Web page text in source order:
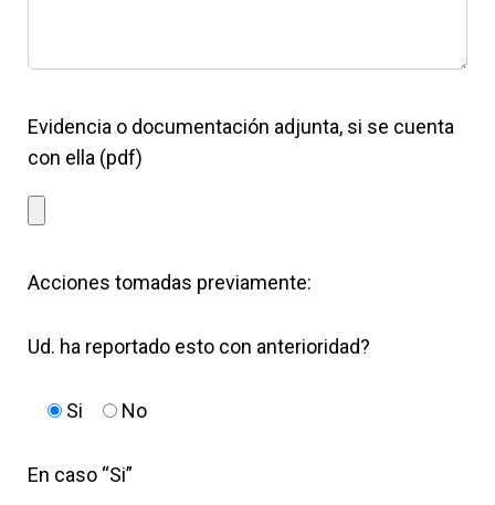
Evidencia o documentación adjunta, si se cuenta
con ella (pdf)
Acciones tomadas previamente:
Ud. ha reportado esto con anterioridad?
Si No
En caso “Si”